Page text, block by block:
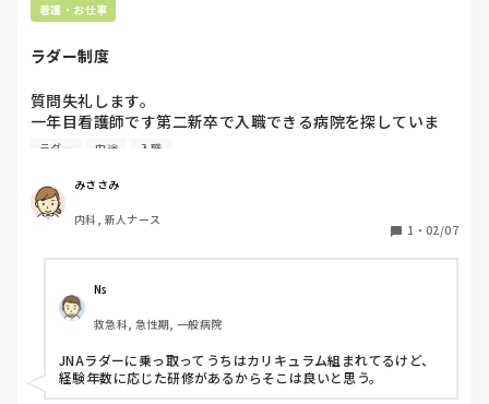
看護・お仕事
ラダー制度
質問失礼します。
一年目看護師です第二新卒で入職できる病院を探していま
す。
と思いますか？
また、ラダー制度がある病院で働いている方、そうじゃない
方の意見を聞きたいです。
ラダー 中途 入職
みささみ
内科, 新人ナース
1 ・ 02/07
Ns
救急科, 急性期, 一般病院
JNAラダーに乗っ取ってうちはカリキュラム組まれてるけど、
経験年数に応じた研修があるからそこは良いと思う。